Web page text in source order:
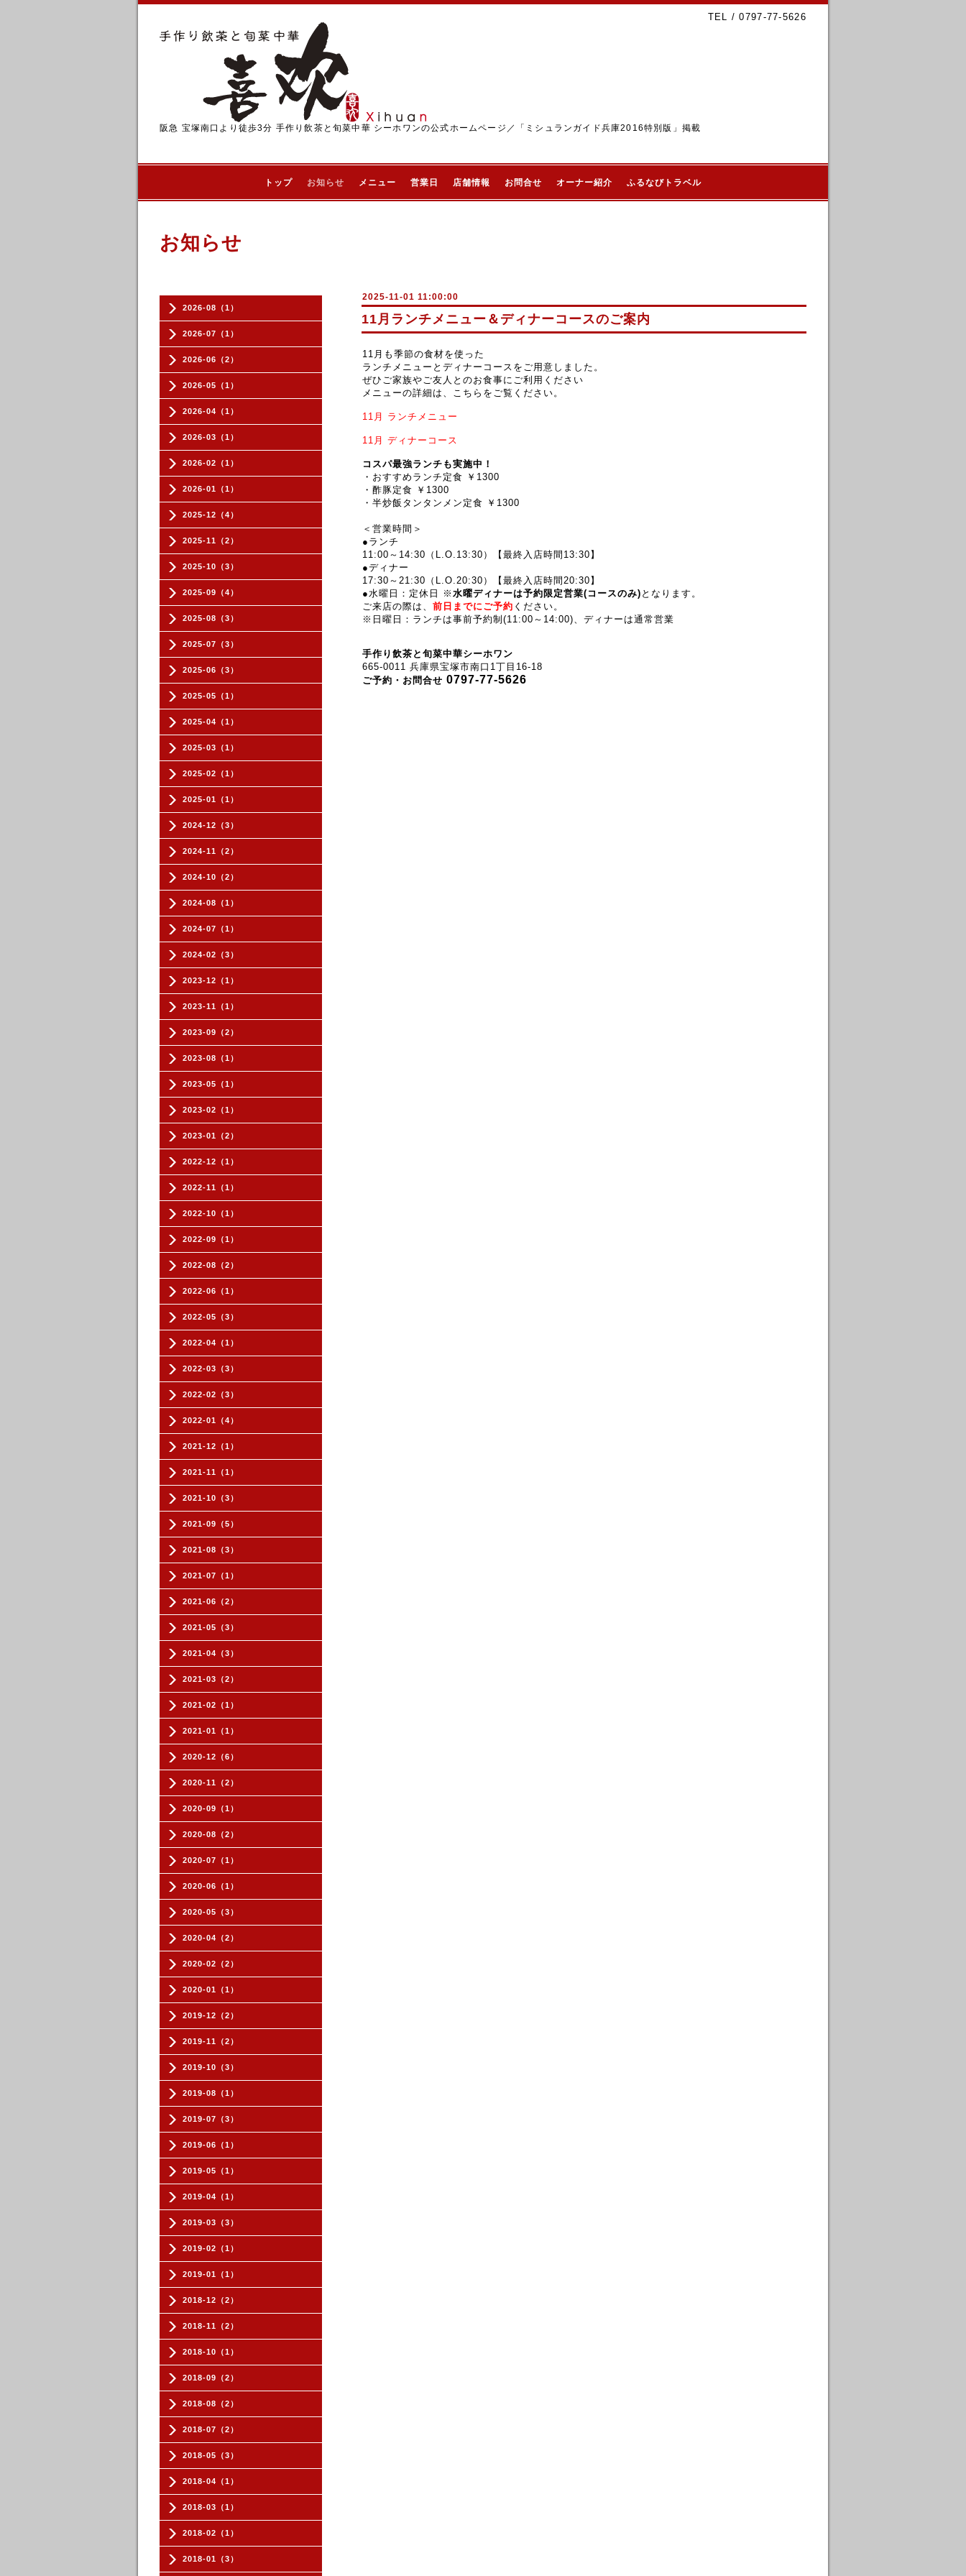
TEL / 0797-77-5626
阪急 宝塚南口より徒歩3分 手作り飲茶と旬菜中華 シーホワンの公式ホームページ／「ミシュランガイド兵庫2016特別版」掲載
トップ お知らせ メニュー 営業日 店舗情報 お問合せ オーナー紹介 ふるなびトラベル
2026-08（1）
2026-07（1）
2026-06（2）
2026-05（1）
2026-04（1）
2026-03（1）
2026-02（1）
2026-01（1）
2025-12（4）
2025-11（2）
2025-10（3）
2025-09（4）
2025-08（3）
2025-07（3）
2025-06（3）
2025-05（1）
2025-04（1）
2025-03（1）
2025-02（1）
2025-01（1）
2024-12（3）
2024-11（2）
2024-10（2）
2024-08（1）
2024-07（1）
2024-02（3）
2023-12（1）
2023-11（1）
2023-09（2）
2023-08（1）
2023-05（1）
2023-02（1）
2023-01（2）
2022-12（1）
2022-11（1）
2022-10（1）
2022-09（1）
2022-08（2）
2022-06（1）
2022-05（3）
2022-04（1）
2022-03（3）
2022-02（3）
2022-01（4）
2021-12（1）
2021-11（1）
2021-10（3）
2021-09（5）
2021-08（3）
2021-07（1）
2021-06（2）
2021-05（3）
2021-04（3）
2021-03（2）
2021-02（1）
2021-01（1）
2020-12（6）
2020-11（2）
2020-09（1）
2020-08（2）
2020-07（1）
2020-06（1）
2020-05（3）
2020-04（2）
2020-02（2）
2020-01（1）
2019-12（2）
2019-11（2）
2019-10（3）
2019-08（1）
2019-07（3）
2019-06（1）
2019-05（1）
2019-04（1）
2019-03（3）
2019-02（1）
2019-01（1）
2018-12（2）
2018-11（2）
2018-10（1）
2018-09（2）
2018-08（2）
2018-07（2）
2018-05（3）
2018-04（1）
2018-03（1）
2018-02（1）
2018-01（3）
お知らせ
2025-11-01 11:00:00
11月ランチメニュー＆ディナーコースのご案内
11月も季節の食材を使った
ランチメニューとディナーコースをご用意しました。
ぜひご家族やご友人とのお食事にご利用ください
メニューの詳細は、こちらをご覧ください。
11月 ランチメニュー
11月 ディナーコース
コスパ最強ランチも実施中！
・おすすめランチ定食 ￥1300
・酢豚定食 ￥1300
・半炒飯タンタンメン定食 ￥1300
＜営業時間＞
●ランチ
11:00～14:30（L.O.13:30）【最終入店時間13:30】
●ディナー
17:30～21:30 （L.O.20:30）【最終入店時間20:30】
●水曜日：定休日 ※ 水曜ディナーは予約限定営業(コースのみ) となります。
ご来店の際は、 前 日までにご予約 ください。
※日曜日：ランチは事前予約制(11:00～14:00)、ディナーは通常営業
手作り飲茶と旬菜中華シーホワン
665-0011 兵庫県宝塚市南口1丁目16-18
ご予約・お問合せ 0797-77-5626